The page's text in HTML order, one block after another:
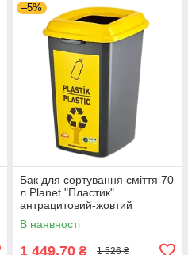
–5%
Бак для сортування сміття 70
л Planet "Пластик"
антрацитовий-жовтий
В наявності
1 449,70 ₴ 1 526 ₴